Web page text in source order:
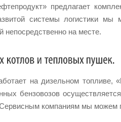
предлагает
системы логистики
на месте.
на дизельном
бензовозов
компаниям мы можем